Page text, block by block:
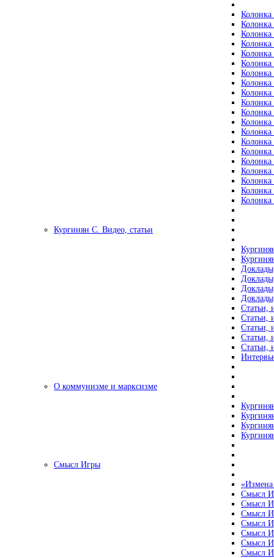
Колонка
Колонка
Колонка
Колонка
Колонка
Колонка
Колонка
Колонка
Колонка
Колонка
Колонка
Колонка
Колонка
Колонка
Колонка
Колонка
Колонка
Колонка
Колонка
Колонка
Кургинян С. Видео, статьи
Статьи,
Статьи,
Статьи,
Статьи,
Статьи,
О коммунизме и марксизме
Смысл Игры
«Измена
Смысл
Смысл
Смысл
Смысл
Смысл
Смысл
Смысл